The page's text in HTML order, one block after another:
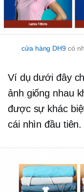
cửa hàng DH9 có
Ví dụ dưới đây
ảnh giống nhau
được sự khác
cái nhìn đầu tiên.